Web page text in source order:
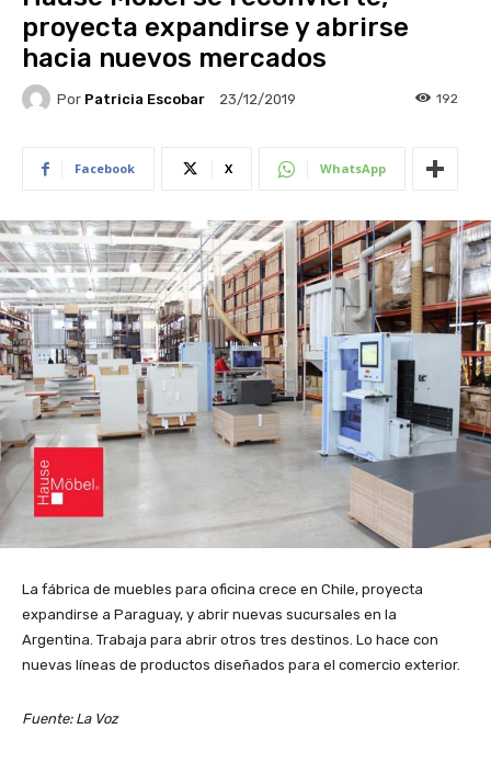
proyecta expandirse y abrirse
hacia nuevos mercados
Por Patricia Escobar 23/12/2019 192
Facebook X WhatsApp
La fábrica de muebles para oficina crece en Chile, proyecta
expandirse a Paraguay, y abrir nuevas sucursales en la
Argentina. Trabaja para abrir otros tres destinos. Lo hace con
nuevas líneas de productos diseñados para el comercio exterior.
Fuente: La Voz